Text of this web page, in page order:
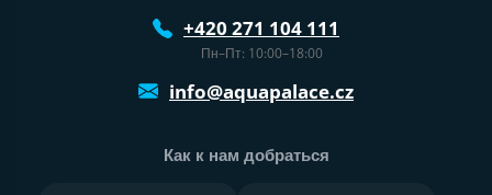
+420 271 104 111
Пн–Пт: 10:00–18:00
info@aquapalace.cz
Как к нам добраться